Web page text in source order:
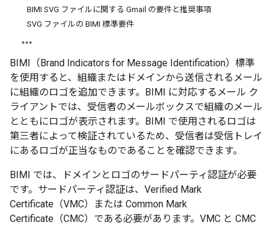
BIMI SVG ファイルに関する Gmail の要件と推奨事項
SVG ファイルの BIMI 標準要件
BIMI（Brand Indicators for Message Identification）標準
を使用すると、組織またはドメインから送信されるメール
に組織のロゴを追加できます。BIMI に対応するメール ク
ライアントでは、受信者のメールボックスで組織のメール
とともにロゴが表示されます。BIMI で使用されるロゴは
第三者によって検証されているため、受信者は受信トレイ
にあるロゴが正当なものであることを確認できます。
BIMI では、ドメインとロゴのサードパーティ認証が必要
です。サードパーティ認証は、Verified Mark
Certificate（VMC）または Common Mark
Certificate（CMC）である必要があります。VMC と CMC